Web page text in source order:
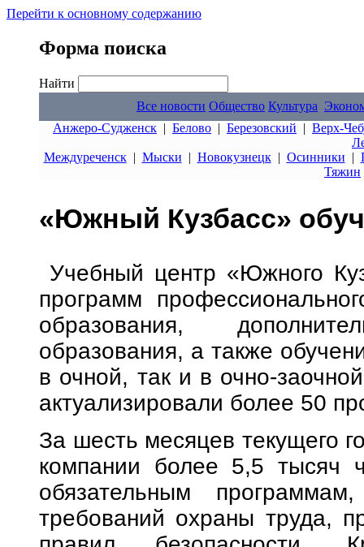
Перейти к основному содержанию
Форма поиска
Найти
Все новости Общество Культура
Анжеро-Судженск | Белово | Березовский | Верх-
Междуреченск| Мыски | Новокузнецк| Осинники |
Тяжин
«Южный Кузбасс»
Учебный центр «Южного
программ
образования,
образования, а также
в очной, так и в очно-
актуализировали более 50
За шесть месяцев текущего
компании более 5,5 тысяч
обязательным
требований охраны труда,